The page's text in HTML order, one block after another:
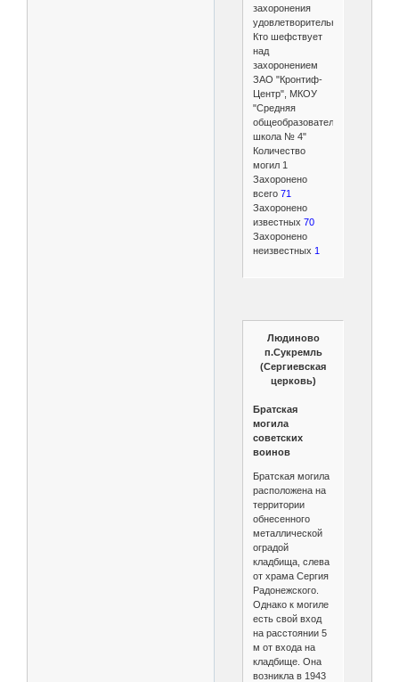
захоронения
удовлетворительное
Кто шефствует
над
захоронением
ЗАО "Кронтиф-
Центр", МКОУ
"Средняя
общеобразовательная
школа № 4"
Количество
могил 1
Захоронено
всего 71
Захоронено
известных 70
Захоронено
неизвестных 1
Людиново
п.Сукремль
(Сергиевская
церковь)
Братская
могила
советских
воинов
Братская могила
расположена на
территории
обнесенного
металлической
оградой
кладбища, слева
от храма Сергия
Радонежского.
Однако к могиле
есть свой вход
на расстоянии 5
м от входа на
кладбище. Она
возникла в 1943